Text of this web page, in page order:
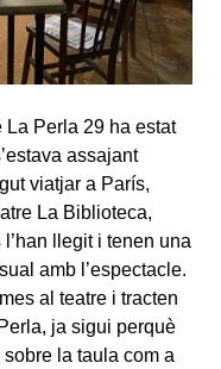
La Perla 29 ha estat
assajant
viatjar a París,
La Biblioteca,
llegit i tenen una
amb l’espectacle.
al teatre i tracten
ja sigui perquè
la taula com a